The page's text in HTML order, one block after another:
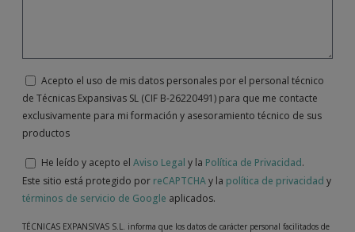
Acepto el uso de mis datos personales por el personal técnico
de Técnicas Expansivas SL (CIF B-26220491) para que me contacte
exclusivamente para mi formación y asesoramiento técnico de sus
productos
He leído y acepto el Aviso Legal y la Política de Privacidad.
Este sitio está protegido por reCAPTCHAy la política de privacidad y
términos de servicio de Google aplicados.
TÉCNICAS EXPANSIVAS S.L. informa que los datos de carácter personal facilitados de